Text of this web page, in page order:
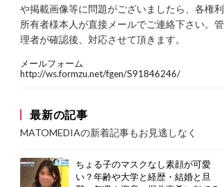
や掲載画像等に問題がございましたら、各権利
所有者様本人が直接メールでご連絡下さい。管
理者が確認後、対応させて頂きます。
メールフォーム
http://ws.formzu.net/fgen/S91846246/
最新の記事
MATOMEDIAの新着記事もお見逃しなく
ちょる子のマスクなし素顔が可愛
い？年齢や大学と経歴・結婚と旦